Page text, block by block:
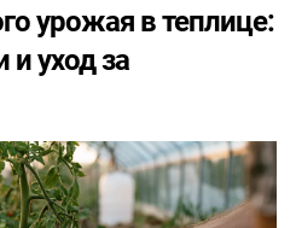
урожая в теплице:
и уход за